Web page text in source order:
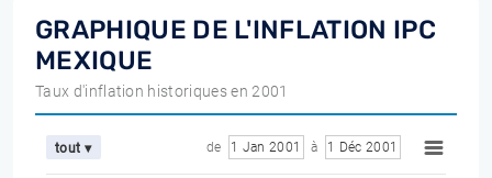
GRAPHIQUE DE L'INFLATION IPC
MEXIQUE
Taux d'inflation historiques en 2001
tout ▾ de 1 Jan 2001 à 1 Déc 2001